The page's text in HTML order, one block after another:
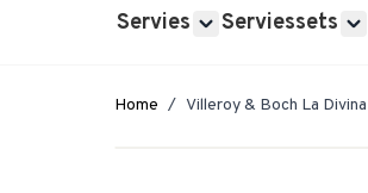
Servies Serviessets
Home / Villeroy & Boch La